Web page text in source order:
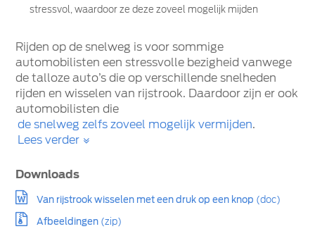
stressvol, waardoor ze deze zoveel mogelijk mijden
Rijden op de snelweg is voor sommige
automobilisten een stressvolle bezigheid vanwege
de talloze auto’s die op verschillende snelheden
rijden en wisselen van rijstrook. Daardoor zijn er ook
automobilisten die
de snelweg zelfs zoveel mogelijk vermijden.
Lees verder
Downloads
Van rijstrook wisselen met een druk op een knop (doc)
Afbeeldingen (zip)